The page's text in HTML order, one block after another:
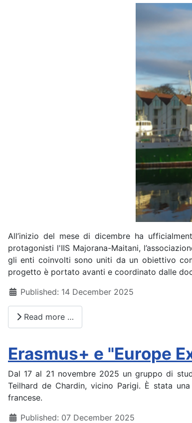
All’inizio del mese di dicembre ha
protagonisti l'IIS Majorana-Maitani,
gli enti coinvolti sono uniti da un obiettivo
progetto è portato avanti e coordinato dalle
DetailsPublished: 14 December 2025
Read more …
Erasmus+ e "Europe
Dal 17 al 21 novembre 2025 un gruppo di
Teilhard de Chardin, vicino Parigi. È stata
francese.
DetailsPublished: 07 December 2025